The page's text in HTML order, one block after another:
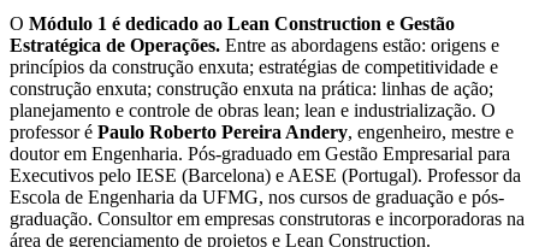
O Módulo 1 é dedicado ao Lean Construction e Gestão
Estratégica de Operações. Entre as abordagens estão: origens e
princípios da construção enxuta; estratégias de competitividade e
construção enxuta; construção enxuta na prática: linhas de ação;
planejamento e controle de obras lean; lean e industrialização. O
professor é Paulo Roberto Pereira Andery, engenheiro, mestre e
doutor em Engenharia. Pós-graduado em Gestão Empresarial para
Executivos pelo IESE (Barcelona) e AESE (Portugal). Professor da
Escola de Engenharia da UFMG, nos cursos de graduação e pós-
graduação. Consultor em empresas construtoras e incorporadoras na
área de gerenciamento de projetos e Lean Construction.